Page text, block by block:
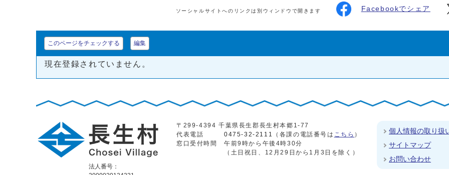
ソーシャルサイトへのリンクは別ウィンドウで開きます Facebookでシェア
このページをチェックする 編集
現在登録されていません。
法人番号：
〒299-4394 千葉県長生郡長生村本郷1-77
代表電話
0475-32-2111 （各課の電話番号は こちら ）
窓口受付時間
午前9時から午後4時30分
（土日祝日、12月29日から1月3日を除く）
個人情報の取り扱
サイトマップ
お問い合わせ